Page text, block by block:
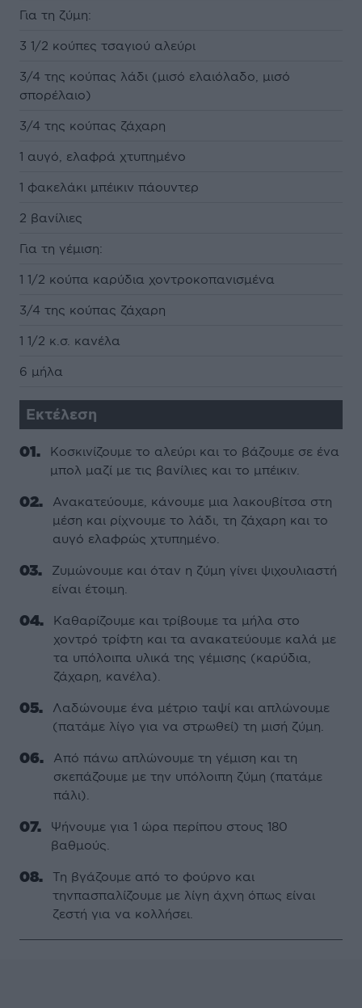
Για τη ζύμη:
3 1/2 κούπες τσαγιού αλεύρι
3/4 της κούπας λάδι (μισό ελαιόλαδο, μισό
σπορέλαιο)
3/4 της κούπας ζάχαρη
1 αυγό, ελαφρά χτυπημένο
1 φακελάκι μπέικιν πάουντερ
2 βανίλιες
Για τη γέμιση:
1 1/2 κούπα καρύδια χοντροκοπανισμένα
3/4 της κούπας ζάχαρη
1 1/2 κ.σ. κανέλα
6 μήλα
Εκτέλεση
Κοσκινίζουμε το αλεύρι και το βάζουμε σε ένα
μπολ μαζί με τις βανίλιες και το μπέικιν.
Ανακατεύουμε, κάνουμε μια λακουβίτσα στη
μέση και ρίχνουμε το λάδι, τη ζάχαρη και το
αυγό ελαφρώς χτυπημένο.
Ζυμώνουμε και όταν η ζύμη γίνει ψιχουλιαστή
είναι έτοιμη.
Καθαρίζουμε και τρίβουμε τα μήλα στο
χοντρό τρίφτη και τα ανακατεύουμε καλά με
τα υπόλοιπα υλικά της γέμισης (καρύδια,
ζάχαρη, κανέλα).
Λαδώνουμε ένα μέτριο ταψί και απλώνουμε
(πατάμε λίγο για να στρωθεί) τη μισή ζύμη.
Από πάνω απλώνουμε τη γέμιση και τη
σκεπάζουμε με την υπόλοιπη ζύμη (πατάμε
πάλι).
Ψήνουμε για 1 ώρα περίπου στους 180
βαθμούς.
Τη βγάζουμε από το φούρνο και
τηνπασπαλίζουμε με λίγη άχνη όπως είναι
ζεστή για να κολλήσει.